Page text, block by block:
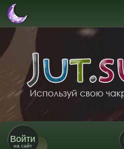
Войти
на сайт